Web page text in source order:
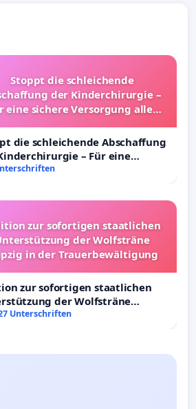
Stoppt die schleichende
der Kinderchirurgie –
eine sichere Versorgung aller
die schleichende Abschaffung
– Für eine
Versorgung aller Kinder in
zur sofortigen staatlichen
der Wolfsträne
in der Trauerbewältigung
zur sofortigen staatlichen
der Wolfsträne
in der Trauerbewältigung
Unterschriften